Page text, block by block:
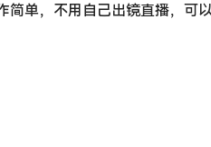
简单，不用自己出镜直播，可